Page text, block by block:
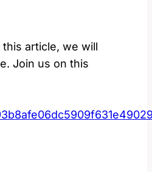
article, we will
Join us on this